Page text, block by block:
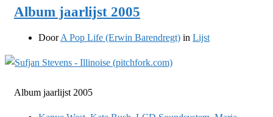
Album jaarlijst 2005
DoorA Pop Life (Erwin Barendregt) in Lijst
Album jaarlijst 2005